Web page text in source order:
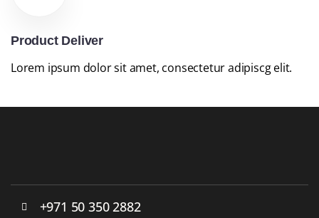
Product Deliver
Lorem ipsum dolor sit amet, consectetur adipiscg elit.
+971 50 350 2882